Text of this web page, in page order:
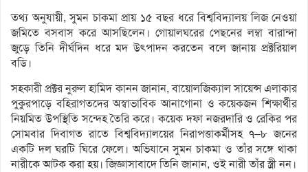
তথ্য অনুযায়ী, সুমন চাকমা প্রায় ১৫ বছর ধরে বিশ্ববিদ্যালয় লিজ নেওয়া
জমিতে বসবাস করে আসছিলেন। গোয়ালঘরের পেছনের লম্বা বারান্দা
জুড়ে তিনি দীর্ঘদিন ধরে মদ উৎপাদন করতেন বলে জানায় প্রক্টরিয়াল
বডি।
সহকারী প্রক্টর নুরুল হামিদ কানন জানান, বায়োলজিক্যাল সায়েন্স এলাকার
পুকুরপাড়ে বহিরাগতদের অস্বাভাবিক আনাগোনা ও কয়েকজন শিক্ষার্থীর
নিয়মিত উপস্থিতি সন্দেহ তৈরি করে। কয়েক দফা নজরদারি ও রেকির পর
সোমবার দিবাগত রাতে বিশ্ববিদ্যালয়ের নিরাপত্তাকর্মীসহ ৭–৮ জনের
একটি দল ঘরটি ঘিরে ফেলে। অভিযানে সুমন চাকমা ও তাঁর সঙ্গে থাকা
নারীকে আটক করা হয়। জিজ্ঞাসাবাদে তিনি জানান, ওই নারী তাঁর স্ত্রী নন।